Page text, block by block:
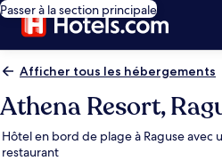
Passer à la section principale
Afficher tous les hébergements
Athena Resort,
Hôtel en bord de plage à Raguse avec
restaurant